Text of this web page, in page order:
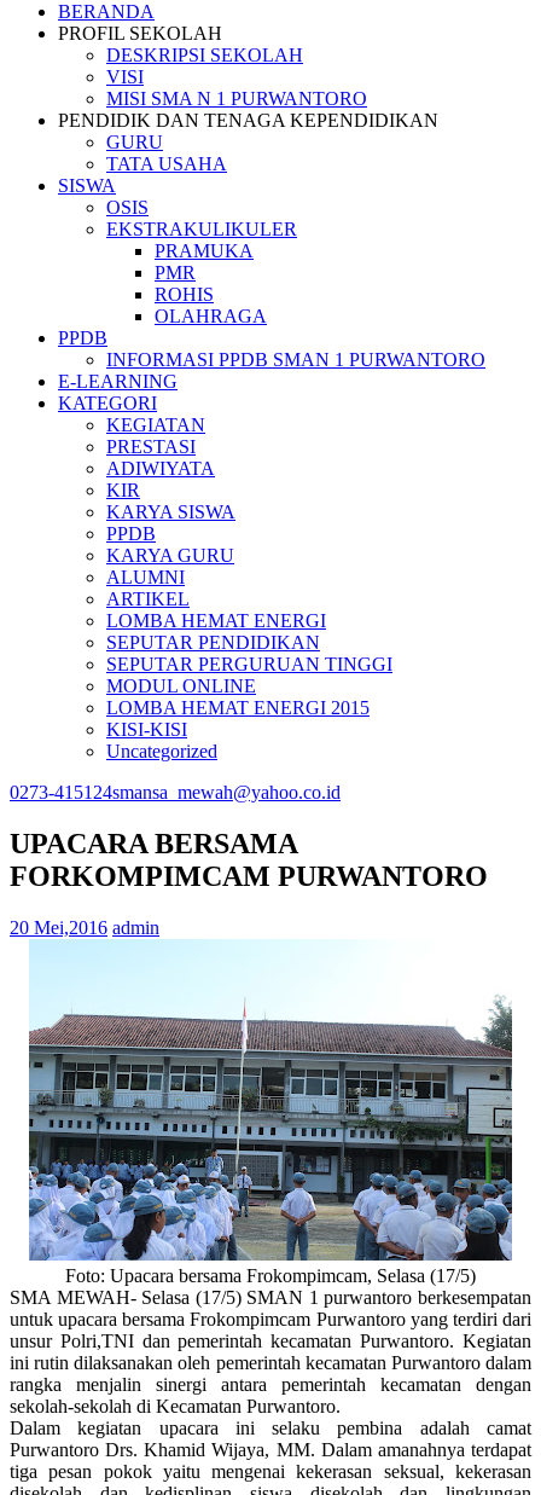
BERANDA
PROFIL SEKOLAH
DESKRIPSI SEKOLAH
VISI
MISI SMA N 1 PURWANTORO
PENDIDIK DAN TENAGA KEPENDIDIKAN
GURU
TATA USAHA
SISWA
OSIS
EKSTRAKULIKULER
PRAMUKA
PMR
ROHIS
OLAHRAGA
PPDB
INFORMASI PPDB SMAN 1 PURWANTORO
E-LEARNING
KATEGORI
KEGIATAN
PRESTASI
ADIWIYATA
KIR
KARYA SISWA
PPDB
KARYA GURU
ALUMNI
ARTIKEL
LOMBA HEMAT ENERGI
SEPUTAR PENDIDIKAN
SEPUTAR PERGURUAN TINGGI
MODUL ONLINE
LOMBA HEMAT ENERGI 2015
KISI-KISI
Uncategorized
0273-415124smansa_mewah@yahoo.co.id
UPACARA BERSAMA
FORKOMPIMCAM PURWANTORO
20 Mei,2016 admin
Foto: Upacara bersama Frokompimcam, Selasa (17/5)
SMA MEWAH- Selasa (17/5) SMAN 1 purwantoro berkesempatan
untuk upacara bersama Frokompimcam Purwantoro yang terdiri dari
unsur Polri,TNI dan pemerintah kecamatan Purwantoro. Kegiatan
ini rutin dilaksanakan oleh pemerintah kecamatan Purwantoro dalam
rangka menjalin sinergi antara pemerintah kecamatan dengan
sekolah-sekolah di Kecamatan Purwantoro.
Dalam kegiatan upacara ini selaku pembina adalah camat
Purwantoro Drs. Khamid Wijaya, MM. Dalam amanahnya terdapat
tiga pesan pokok yaitu mengenai kekerasan seksual, kekerasan